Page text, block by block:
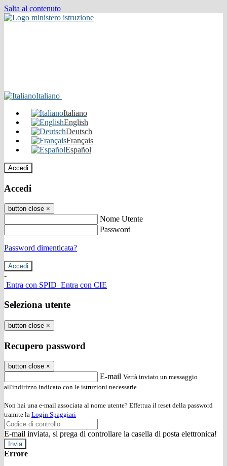
Salta al contenuto
Italiano
Italiano
English
Deutsch
Français
Español
Accedi
Accedi
button close ×
Nome Utente
Password
Password dimenticata?
-
Entra con SPID Entra con CIE
Seleziona utente
button close ×
Recupero password
button close ×
E-mail Verrà inviato un messaggio
all'indirizzo indicato con le istruzioni necessarie.
Non hai una e-mail associata al nome utente? Effettua il reset della password
tramite la Login Spaggiari
E-mail inviata, si prega di controllare la casella di posta elettronica!
Errore